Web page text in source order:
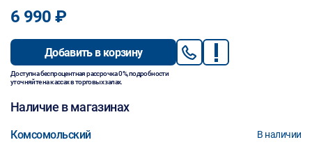
6 990 ₽
Добавить в корзину
Доступна беспроцентная рассрочка 0%, подробности
уточняйте на кассах в торговых залах.
Наличие в магазинах
Комсомольский В наличии